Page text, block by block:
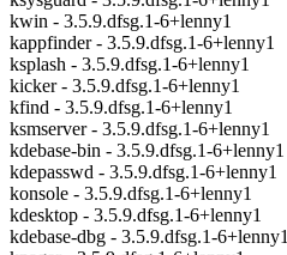
kwin - 3.5.9.dfsg.1-6+lenny1
kappfinder - 3.5.9.dfsg.1-6+lenny1
ksplash - 3.5.9.dfsg.1-6+lenny1
kicker - 3.5.9.dfsg.1-6+lenny1
kfind - 3.5.9.dfsg.1-6+lenny1
ksmserver - 3.5.9.dfsg.1-6+lenny1
kdebase-bin - 3.5.9.dfsg.1-6+lenny1
kdepasswd - 3.5.9.dfsg.1-6+lenny1
konsole - 3.5.9.dfsg.1-6+lenny1
kdesktop - 3.5.9.dfsg.1-6+lenny1
kdebase-dbg - 3.5.9.dfsg.1-6+lenny1